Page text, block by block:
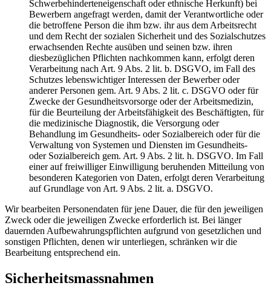
Schwerbehinderteneigenschaft oder ethnische Herkunft) bei
Bewerbern angefragt werden, damit der Verantwortliche oder
die betroffene Person die ihm bzw. ihr aus dem Arbeitsrecht
und dem Recht der sozialen Sicherheit und des Sozialschutzes
erwachsenden Rechte ausüben und seinen bzw. ihren
diesbezüglichen Pflichten nachkommen kann, erfolgt deren
Verarbeitung nach Art. 9 Abs. 2 lit. b. DSGVO, im Fall des
Schutzes lebenswichtiger Interessen der Bewerber oder
anderer Personen gem. Art. 9 Abs. 2 lit. c. DSGVO oder für
Zwecke der Gesundheitsvorsorge oder der Arbeitsmedizin,
für die Beurteilung der Arbeitsfähigkeit des Beschäftigten, für
die medizinische Diagnostik, die Versorgung oder
Behandlung im Gesundheits- oder Sozialbereich oder für die
Verwaltung von Systemen und Diensten im Gesundheits-
oder Sozialbereich gem. Art. 9 Abs. 2 lit. h. DSGVO. Im Fall
einer auf freiwilliger Einwilligung beruhenden Mitteilung von
besonderen Kategorien von Daten, erfolgt deren Verarbeitung
auf Grundlage von Art. 9 Abs. 2 lit. a. DSGVO.
Wir bearbeiten Personendaten für jene Dauer, die für den jeweiligen
Zweck oder die jeweiligen Zwecke erforderlich ist. Bei länger
dauernden Aufbewahrungspflichten aufgrund von gesetzlichen und
sonstigen Pflichten, denen wir unterliegen, schränken wir die
Bearbeitung entsprechend ein.
Sicherheitsmassnahmen